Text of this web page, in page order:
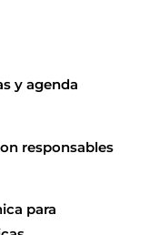
y agenda
responsables
para